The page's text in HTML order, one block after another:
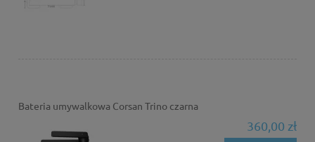
Bateria umywalkowa Corsan Trino czarna
360,00 zł